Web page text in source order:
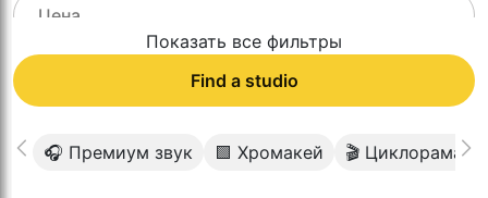
Показать все фильтры
Find a studio
🎧 Премиум звук 🟩 Хромакей 🎬 Циклорама